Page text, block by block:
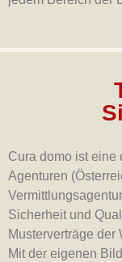
Cura domo ist eine
Agenturen
Sicherheit und
Musterverträge der
Mit der eigenen